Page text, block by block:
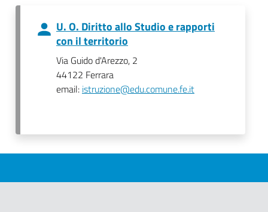
U. O. Diritto allo Studio e rapporti
con il territorio
Via Guido d'Arezzo, 2
44122 Ferrara
email: istruzione@edu.comune.fe.it